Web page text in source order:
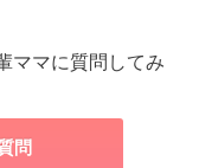
ママに質問してみ
問